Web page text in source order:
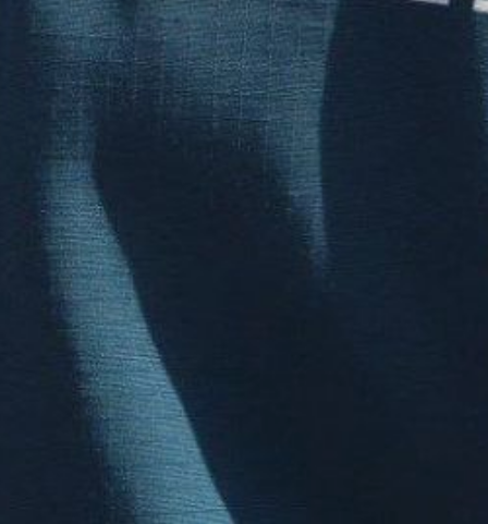
спад уровня воды.
Подтоплена пойма Амура
у села Богородское, рек
Бурея, Хор, Амгунь
на глубину 0,4-1,1 метра.
У Хабаровска уровень
Амура около нормы,
в течение двух суток
ожидается спад на 3-5
сантиметров.
На дежурстве находятся
607 человек и 200 единиц
техники. Опасные
метеоявления 24 мая не
прогнозируются.
Магнитные бури,
радиационный фон
и пробки в Хабаровске 24
Читайте нас в соцсетях:
Одноклассники, Телеграм
Яндекс.Дзен иМАКС
Как вам материал?